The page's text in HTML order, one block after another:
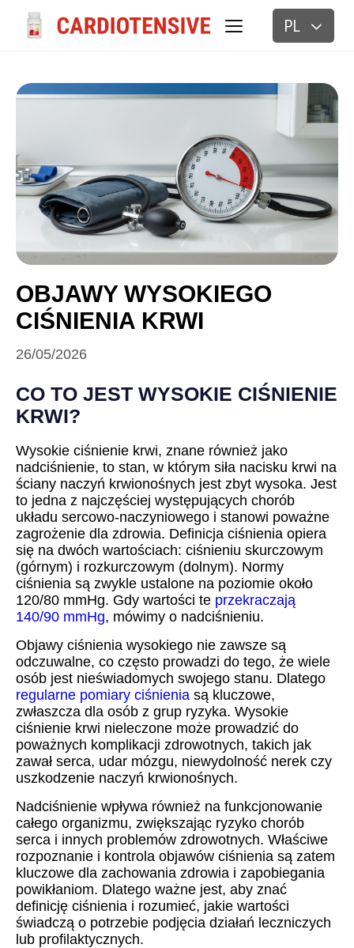
PL
OBJAWY WYSOKIEGO
CIŚNIENIA KRWI
26/05/2026
CO TO JEST WYSOKIE CIŚNIENIE
KRWI?
Wysokie ciśnienie krwi, znane również jako
nadciśnienie, to stan, w którym siła nacisku krwi na
ściany naczyń krwionośnych jest zbyt wysoka. Jest
to jedna z najczęściej występujących chorób
układu sercowo-naczyniowego i stanowi poważne
zagrożenie dla zdrowia. Definicja ciśnienia opiera
się na dwóch wartościach: ciśnieniu skurczowym
(górnym) i rozkurczowym (dolnym). Normy
ciśnienia są zwykle ustalone na poziomie około
120/80 mmHg. Gdy wartości te przekraczają
140/90 mmHg, mówimy o nadciśnieniu.
Objawy ciśnienia wysokiego nie zawsze są
odczuwalne, co często prowadzi do tego, że wiele
osób jest nieświadomych swojego stanu. Dlatego
regularne pomiary ciśnienia są kluczowe,
zwłaszcza dla osób z grup ryzyka. Wysokie
ciśnienie krwi nieleczone może prowadzić do
poważnych komplikacji zdrowotnych, takich jak
zawał serca, udar mózgu, niewydolność nerek czy
uszkodzenie naczyń krwionośnych.
Nadciśnienie wpływa również na funkcjonowanie
całego organizmu, zwiększając ryzyko chorób
serca i innych problemów zdrowotnych. Właściwe
rozpoznanie i kontrola objawów ciśnienia są zatem
kluczowe dla zachowania zdrowia i zapobiegania
powikłaniom. Dlatego ważne jest, aby znać
definicję ciśnienia i rozumieć, jakie wartości
świadczą o potrzebie podjęcia działań leczniczych
lub profilaktycznych.